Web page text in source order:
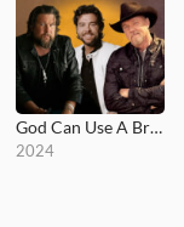
God Can Use A Broken Man
2024